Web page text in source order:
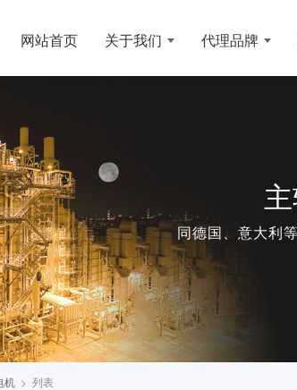
网站首页 关于我们 代理品牌
同德国、意大利
机 > 列表